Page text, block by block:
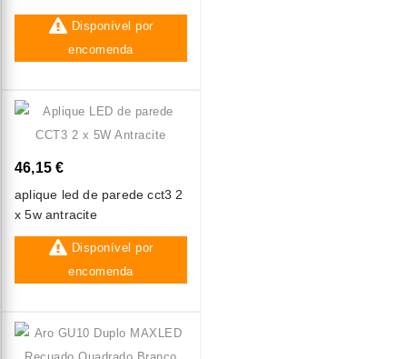
Disponível por
encomenda
46,15 €
aplique led de parede cct3 2
x 5w antracite
Disponível por
encomenda